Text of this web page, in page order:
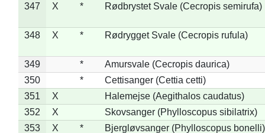
347
X * Rødbrystet Svale (Cecropis semirufa)
348 X * Rødrygget Svale (Cecropis rufula)
349 *
Amursvale (Cecropis daurica)
350
*
Cettisanger (Cettia cetti)
351
X
Halemejse (Aegithalos caudatus)
352
X
Skovsanger (Phylloscopus sibilatrix)
353
X * Bjergløvsanger (Phylloscopus bonelli)